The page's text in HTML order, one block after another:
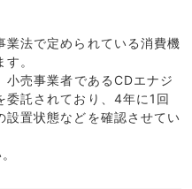
法で定められている消費機
。
売事業者であるCDエナジ
委託されており、4年に1回
置状態などを確認させてい